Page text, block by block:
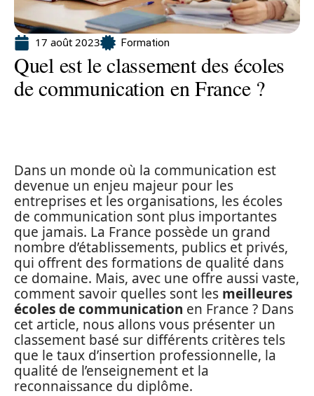
17 août 2023 Formation
Quel est le classement des écoles
de communication en France ?
Dans un monde où la communication est
devenue un enjeu majeur pour les
entreprises et les organisations, les écoles
de communication sont plus importantes
que jamais. La France possède un grand
nombre d’établissements, publics et privés,
qui offrent des formations de qualité dans
ce domaine. Mais, avec une offre aussi vaste,
comment savoir quelles sont les meilleures
écoles de communication en France ? Dans
cet article, nous allons vous présenter un
classement basé sur différents critères tels
que le taux d’insertion professionnelle, la
qualité de l’enseignement et la
reconnaissance du diplôme.